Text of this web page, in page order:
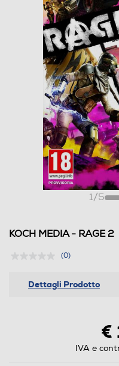
1/5
KOCH MEDIA - RAGE 2
(0)
Dettagli Prodotto
€
IVA e